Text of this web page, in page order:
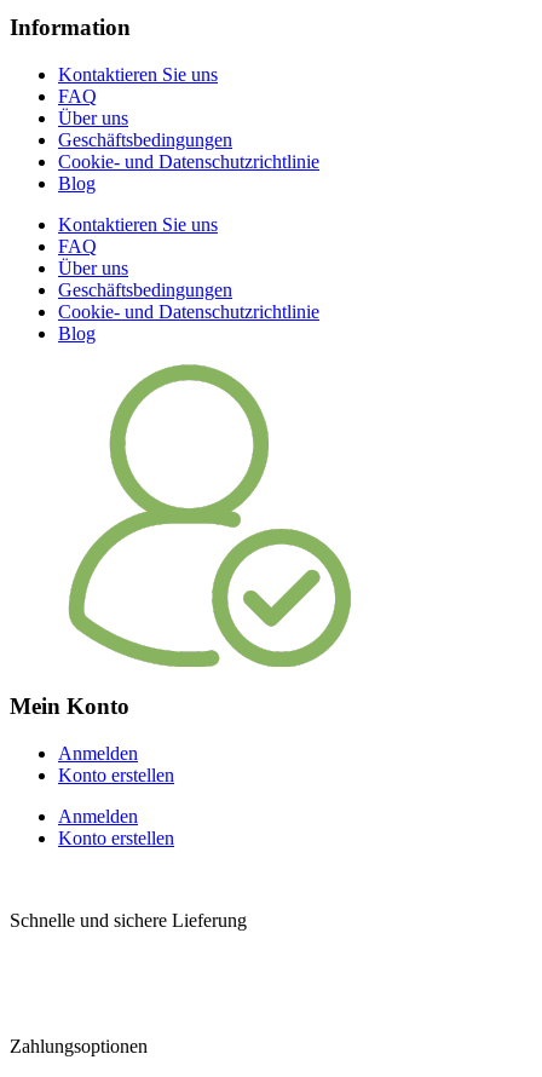
Information
Kontaktieren Sie uns
FAQ
Über uns
Geschäftsbedingungen
Cookie- und Datenschutzrichtlinie
Blog
Kontaktieren Sie uns
FAQ
Über uns
Geschäftsbedingungen
Cookie- und Datenschutzrichtlinie
Blog
Mein Konto
Anmelden
Konto erstellen
Anmelden
Konto erstellen
Schnelle und sichere Lieferung
Zahlungsoptionen